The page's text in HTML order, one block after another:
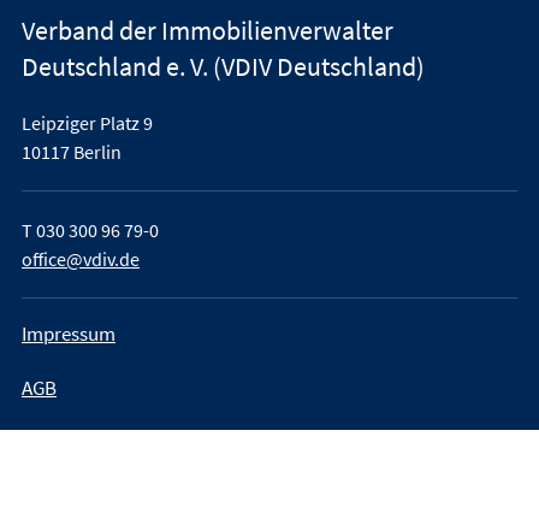
Verband der Immobilienverwalter
Deutschland e. V. (VDIV Deutschland)
Leipziger Platz 9
10117 Berlin
T030 300 96 79-0
office@vdiv.de
Impressum
AGB